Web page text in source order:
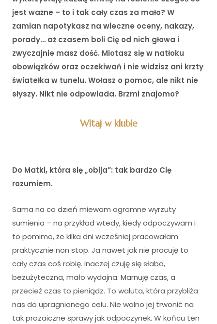
jest ważne – to i tak cały czas za mało? W
zamian napotykasz na wieczne oceny, nakazy,
porady… aż czasem boli Cię od nich głowa i
zwyczajnie masz dość. Miotasz się w natłoku
obowiązków oraz oczekiwań i nie widzisz ani krzty
światełka w tunelu. Wołasz o pomoc, ale nikt nie
słyszy. Nikt nie odpowiada. Brzmi znajomo?
Witaj w klubie
Do Matki, która się „obija”: tak bardzo Cię
rozumiem.
Sama na co dzień miewam ogromne wyrzuty
sumienia – na przykład wtedy, kiedy odpoczywam i
to pomimo, że kilka dni wcześniej pracowałam
praktycznie non stop. Ja nawet jak nie pracuję to
cały czas coś robię. Inaczej czuję się słaba,
bezużyteczna, mało wydajna. Marnuję czas, a
przecież czas to pieniądz. To waluta, która przybliża
nas do upragnionego celu. Nie wolno jej trwonić na
tak prozaiczne sprawy jak odpoczynek. W końcu ten